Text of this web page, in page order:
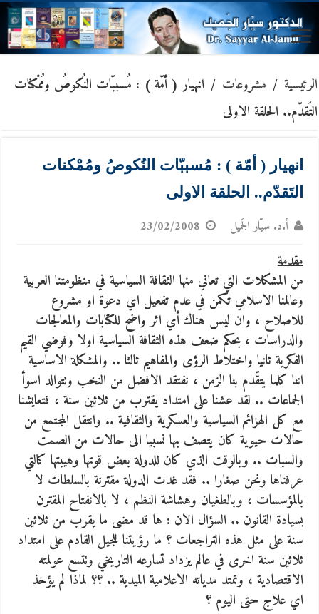
الرئيسية / مشروعات / انهيار ( أمّة ) : مُسببّات النُكوصُ ومُمْكنات
التَقدّم.. الحلقة الاولى
انهيار ( أمّة ) : مُسببّات النُكوصُ ومُمْكنات
التَقدّم.. الحلقة الاولى
أ.د. سيّار الجَميل 23/02/2008
مقدمة
من المشكلات التي تعاني منها الثقافة السياسية في منظومتنا العربية
وعالمنا الاسلامي تكمن في عدم تفعيل اي دعوة او مشروع
للاصلاح ، وان ليس هناك أي اثر واضح للكتابات والمعالجات
والدراسات ، بحكم ضعف هذه الثقافة السياسية اولا وفوضي القيم
الفكرية ثانيا واختلاط الرؤى والمفاهيم ثالثا .. والمشكلة الاساسية
اننا كلما يتقّدم بنا الزمن ، نفتقد الافضل من النخب وتتوالد اسوأ
الجماعات .. لقد عشنا على امتداد يقترب من ثلاثين سنة ، فتعايشنا
مع كل الهزائم السياسية والعسكرية والثقافية .. وانتقل المجتمع من
حالات حيوية كان يتصف بها نسبيا الى حالات من الصمت
والسبات .. وبالوقت الذي كان للدولة بعض قوتها وهيبتها كالتي
عرفناها ونحن صغارا .. فقد غدت الدولة مقترنة بالسلطات لا
بالمؤسسات ، وبالطغيان وهشاشة النظم ، لا بالانفتاح المقترن
بسيادة القانون .. السؤال الان : ها قد مضى ما يقرب من ثلاثين
سنة على مثل هذه التراجعات ؟ ما رؤيتنا للجيل القادم على امتداد
ثلاثين سنة اخرى في عالم يزداد تسارعه التاريخي وتتسع عولمته
الاقتصادية ، وتمتد مدياته الاعلامية الميدية .. ؟؟ لماذا لم يؤخذ
اي علاج حتى اليوم ؟